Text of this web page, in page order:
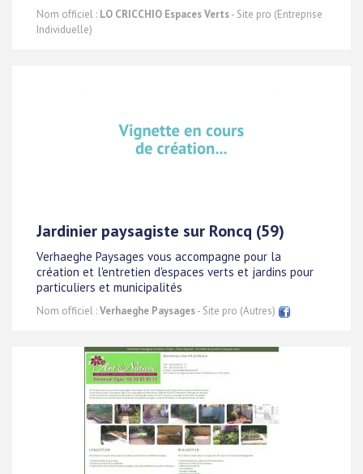
Nom officiel : LO CRICCHIO Espaces Verts- Site pro (Entreprise
Individuelle)
Jardinier paysagiste sur Roncq (59)
Verhaeghe Paysages vous accompagne pour la
création et l'entretien d'espaces verts et jardins pour
particuliers et municipalités
Nom officiel :Verhaeghe Paysages- Site pro (Autres)